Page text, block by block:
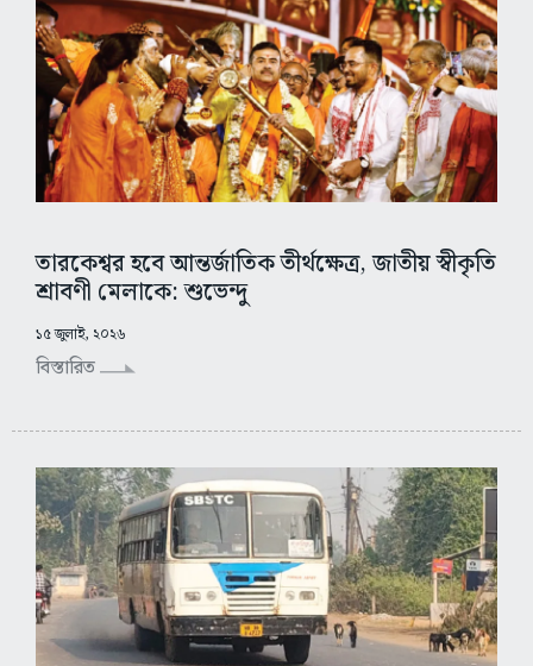
তারকেশ্বর হবে আন্তর্জাতিক তীর্থক্ষেত্র, জাতীয় স্বীকৃতি
শ্রাবণী মেলাকে: শুভেন্দু
১৫ জুলাই, ২০২৬
বিস্তারিত